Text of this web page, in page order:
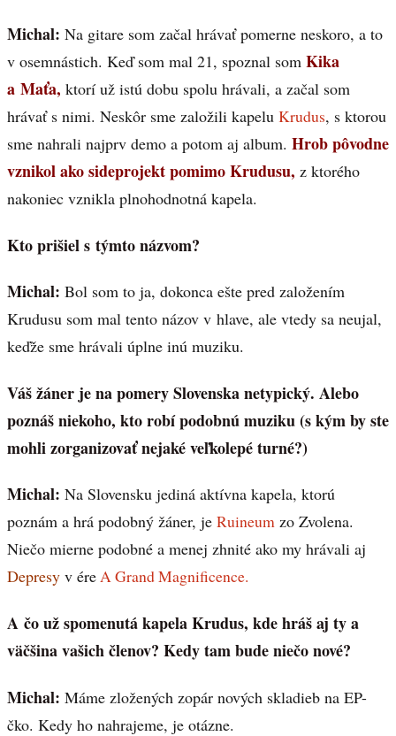
Michal: Na gitare som začal hrávať pomerne neskoro, a to
v osemnástich. Keď som mal 21, spoznal som Kika
a Maťa, ktorí už istú dobu spolu hrávali, a začal som
hrávať s nimi. Neskôr sme založili kapelu Krudus, s ktorou
sme nahrali najprv demo a potom aj album. Hrob pôvodne
vznikol ako sideprojekt pomimo Krudusu, z ktorého
nakoniec vznikla plnohodnotná kapela.
Kto prišiel s týmto názvom?
Michal: Bol som to ja, dokonca ešte pred založením
Krudusu som mal tento názov v hlave, ale vtedy sa neujal,
keďže sme hrávali úplne inú muziku.
Váš žáner je na pomery Slovenska netypický. Alebo
poznáš niekoho, kto robí podobnú muziku (s kým by ste
mohli zorganizovať nejaké veľkolepé turné?)
Michal: Na Slovensku jediná aktívna kapela, ktorú
poznám a hrá podobný žáner, je Ruineum zo Zvolena.
Niečo mierne podobné a menej zhnité ako my hrávali aj
Depresy v éreA Grand Magnificence.
A čo už spomenutá kapela Krudus, kde hráš aj ty a
väčšina vašich členov? Kedy tam bude niečo nové?
Michal: Máme zložených zopár nových skladieb na EP-
čko. Kedy ho nahrajeme, je otázne.